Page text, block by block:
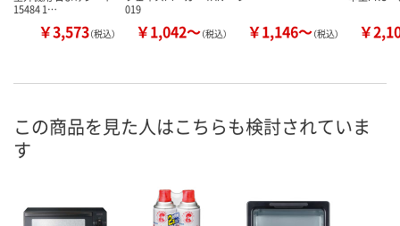
15484 1…
￥3,573（税込）
019
￥1,042～（税込） ￥1,146～（税込） ￥
この商品を見た人はこちらも検討されていま
す